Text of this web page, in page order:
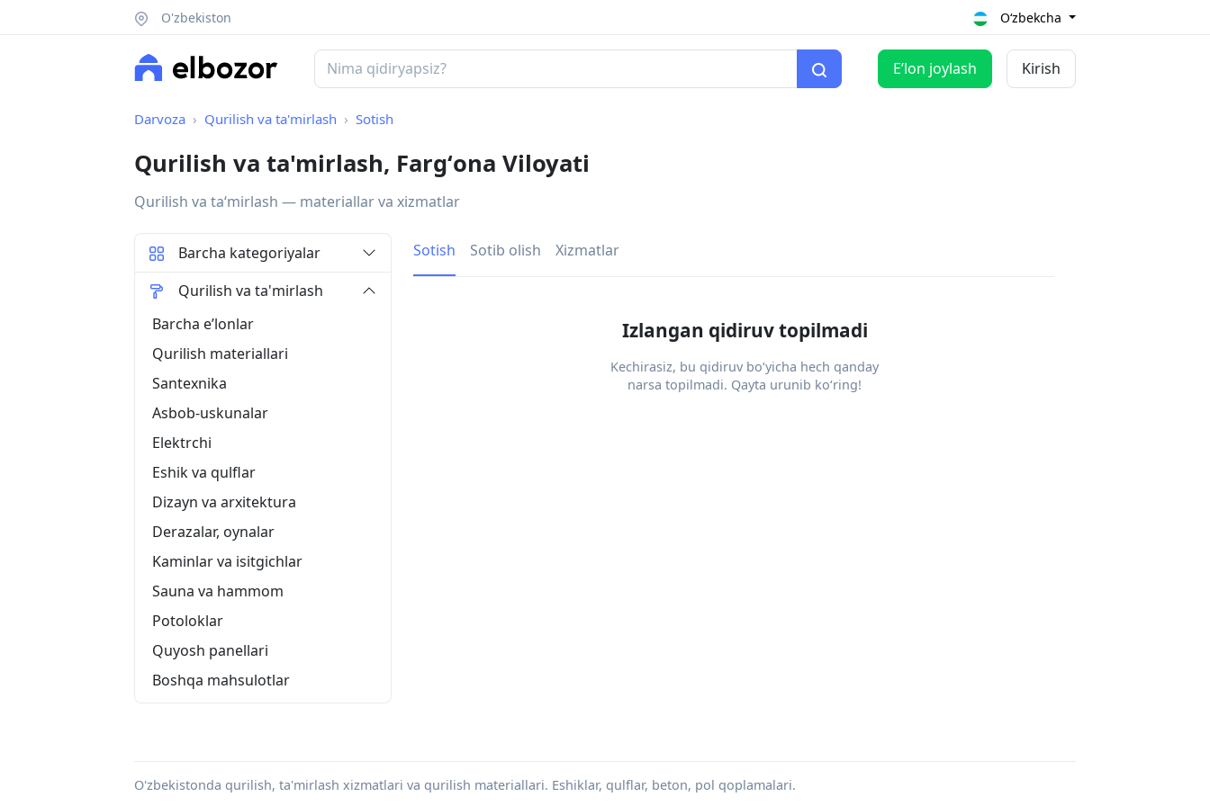
O'zbekiston O‘zbekcha
Eʼlon joylash Kirish
Darvoza Qurilish va ta'mirlash Sotish
Qurilish va ta'mirlash, Fargʻona Viloyati
Qurilish va taʻmirlash — materiallar va xizmatlar
Sotish Sotib olish Xizmatlar
Izlangan qidiruv topilmadi
Kechirasiz, bu qidiruv bo‘yicha hech qanday
narsa topilmadi. Qayta urunib ko‘ring!
Barcha kategoriyalar
Qurilish va ta'mirlash
Barcha eʼlonlar
Qurilish materiallari
Santexnika
Asbob-uskunalar
Elektrchi
Eshik va qulflar
Dizayn va arxitektura
Derazalar, oynalar
Kaminlar va isitgichlar
Sauna va hammom
Potoloklar
Quyosh panellari
Boshqa mahsulotlar
O'zbekistonda qurilish, ta'mirlash xizmatlari va qurilish materiallari. Eshiklar, qulflar, beton, pol qoplamalari.